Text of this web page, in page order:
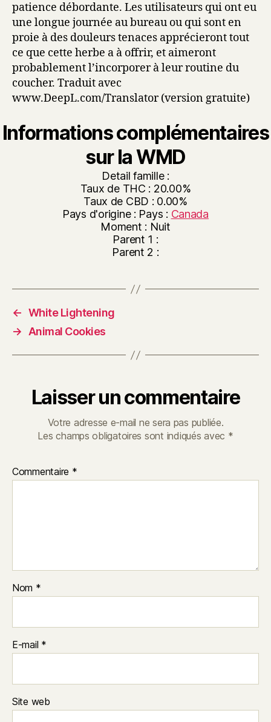
patience débordante. Les utilisateurs qui ont eu
une longue journée au bureau ou qui sont en
proie à des douleurs tenaces apprécieront tout
ce que cette herbe a à offrir, et aimeront
probablement l’incorporer à leur routine du
coucher. Traduit avec
www.DeepL.com/Translator (version gratuite)
Informations complémentaires
sur la WMD
Detail famille :
Taux de THC : 20.00%
Taux de CBD : 0.00%
Pays d'origine : Pays : Canada
Moment : Nuit
Parent 1 :
Parent 2 :
← White Lightening
→
Animal Cookies
Laisser un commentaire
Votre adresse e-mail ne sera pas publiée.
Les champs obligatoires sont indiqués avec *
Commentaire *
Nom *
E-mail *
Site web